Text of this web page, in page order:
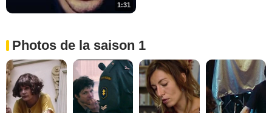
1:31
Photos de la saison 1